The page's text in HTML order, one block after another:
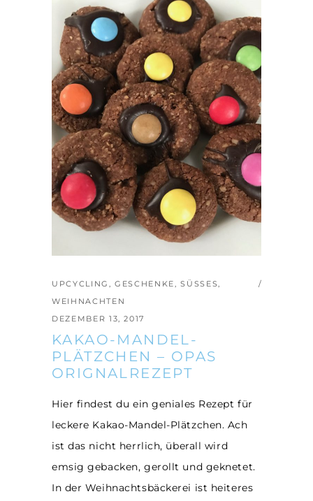
UPCYCLING ,GESCHENKE,SÜSSES,
WEIHNACHTEN
DEZEMBER 13, 2017
KAKAO-MANDEL-
PLÄTZCHEN – OPAS
ORIGNALREZEPT
Hier findest du ein geniales Rezept für
leckere Kakao-Mandel-Plätzchen. Ach
ist das nicht herrlich, überall wird
emsig gebacken, gerollt und geknetet.
In der Weihnachtsbäckerei ist heiteres